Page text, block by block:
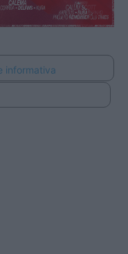
informativa